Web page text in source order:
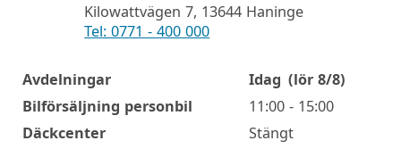
Kilowattvägen 7, 13644 Haninge
Tel: 0771 - 400 000
Öppettider
Avdelningar Idag (lör 8/8)
Bilförsäljning personbil
11:00 - 15:00
Däckcenter
Stängt